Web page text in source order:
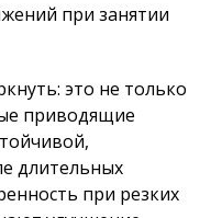
при занятии
это не только
приводящие
длительных
при резких